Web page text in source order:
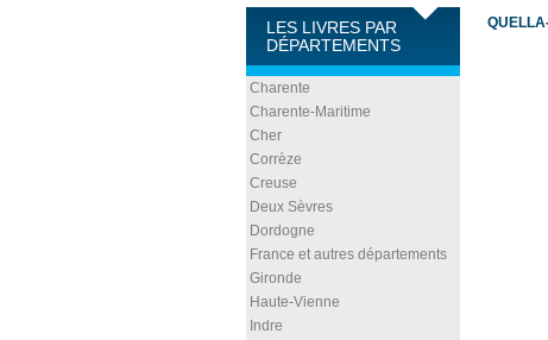
LES LIVRES PAR
DÉPARTEMENTS
Charente
Charente-Maritime
Cher
Corrèze
Creuse
Deux Sèvres
Dordogne
France et autres départements
Gironde
Haute-Vienne
Indre